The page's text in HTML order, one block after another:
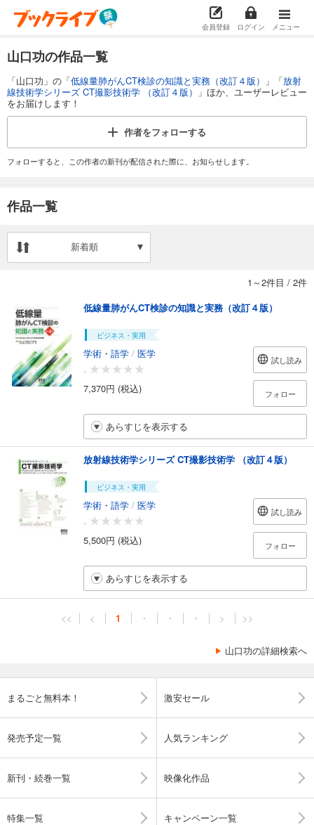
会員登録 ログイン メニュー
山口功の作品一覧
「山口功」の「低線量肺がんCT検診の知識と実務（改訂４版） 」「放射
線技術学シリーズ CT撮影技術学 （改訂４版）
」ほか、ユーザーレビュー
をお届けします！
作者をフォローする
フォローすると、この作者の新刊が配信された際に、お知らせします。
作品一覧
新着順
1～2件目 / 2件
低線量肺がんCT検診の知識と実務（改訂４版）
ビジネス・実用
学術・語学 / 医学
-
7,370円 (税込)
試し読み
フォロー
あらすじを表示する
放射線技術学シリーズ CT撮影技術学 （改訂４版）
ビジネス・実用
学術・語学 / 医学
-
5,500円 (税込)
試し読み
フォロー
あらすじを表示する
<< < 1 ・ ・ ・ > >>
山口功の詳細検索へ
まるごと無料本！ 激安セール
発売予定一覧 人気ランキング
新刊・続巻一覧 映像化作品
特集一覧 キャンペーン一覧